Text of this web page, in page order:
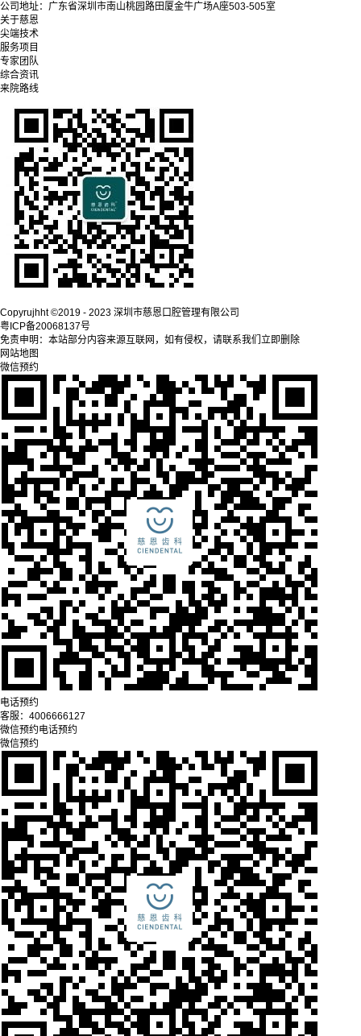
公司地址：广东省深圳市南山桃园路田厦金牛广场A座503-505室
关于慈恩
尖端技术
服务项目
专家团队
综合资讯
来院路线
Copyrujhht ©2019 - 2023 深圳市慈恩口腔管理有限公司
粤ICP备20068137号
免责申明：本站部分内容来源互联网，如有侵权，请联系我们立即删除
网站地图
微信预约
电话预约
客服： 4006666127
微信预约电话预约
微信预约